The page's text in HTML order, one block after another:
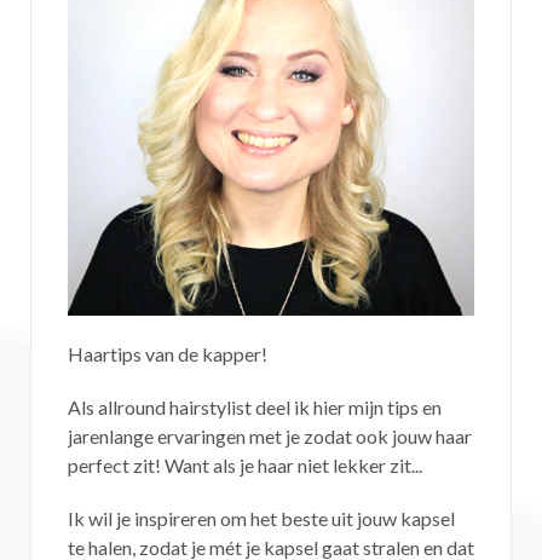
Haartips van de kapper!
Als allround hairstylist deel ik hier mijn tips en
jarenlange ervaringen met je zodat ook jouw haar
perfect zit! Want als je haar niet lekker zit...
Ik wil je inspireren om het beste uit jouw kapsel
te halen, zodat je mét je kapsel gaat stralen en dat